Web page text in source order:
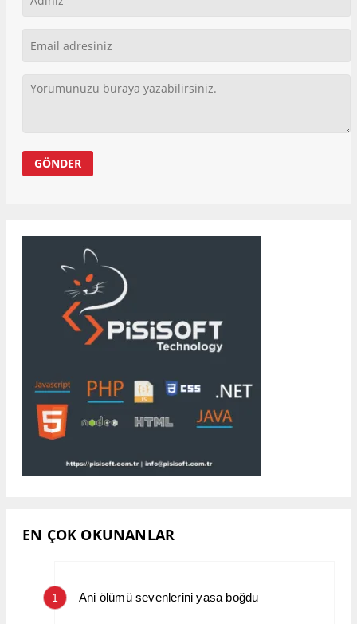
EN ÇOK OKUNANLAR
1 Ani ölümü sevenlerini yasa boğdu